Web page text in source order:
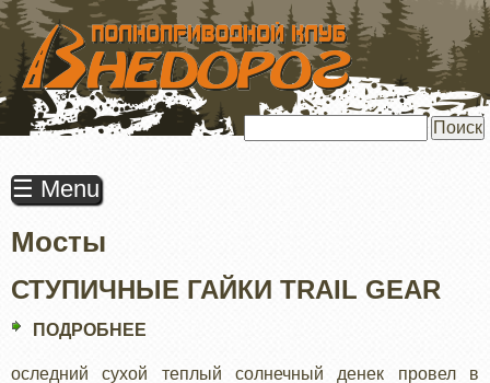
ПЕРЕЙТИ
ОСНОВНОМУ
СОДЕРЖАНИЮ
☰ Menu
Мосты
СТУПИЧНЫЕ ГАЙКИ TRAIL GEAR
ПОДРОБНЕЕ
оследний сухой теплый солнечный денек провел в